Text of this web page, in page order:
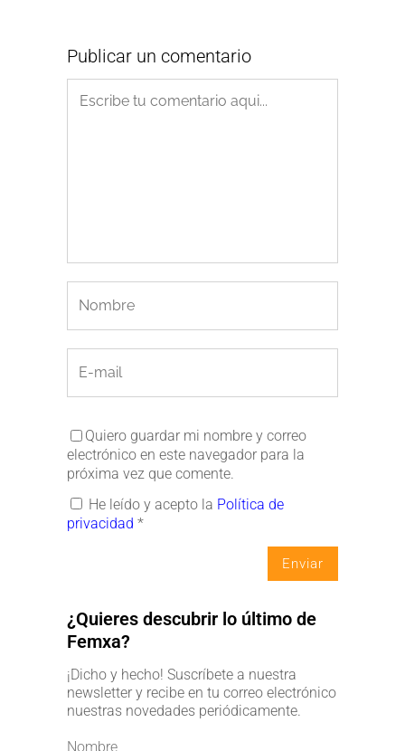
Publicar un comentario
Quiero guardar mi nombre y correo
electrónico en este navegador para la
próxima vez que comente.
He leído y acepto la Política de
privacidad *
¿Quieres descubrir lo último de
Femxa?
¡Dicho y hecho! Suscríbete a nuestra
newsletter y recibe en tu correo electrónico
nuestras novedades periódicamente.
Nombre